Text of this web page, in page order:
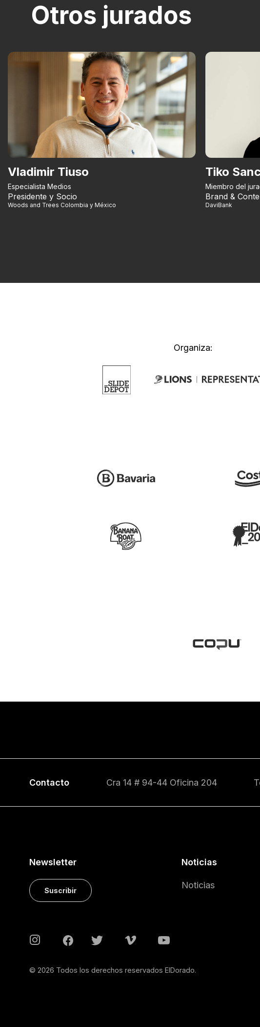
Otros jurados
Vladimir Tiuso
Especialista Medios
Presidente y Socio
Woods and Trees Colombia y México
Tiko
Miembro del
Brand &
DaviBank
Organiza:
Contacto Cra 14 # 94-44 Oficina 204
Newsletter
Suscribir
Noticias
Noticias
© 2026 Todos los derechos reservados ElDorado.